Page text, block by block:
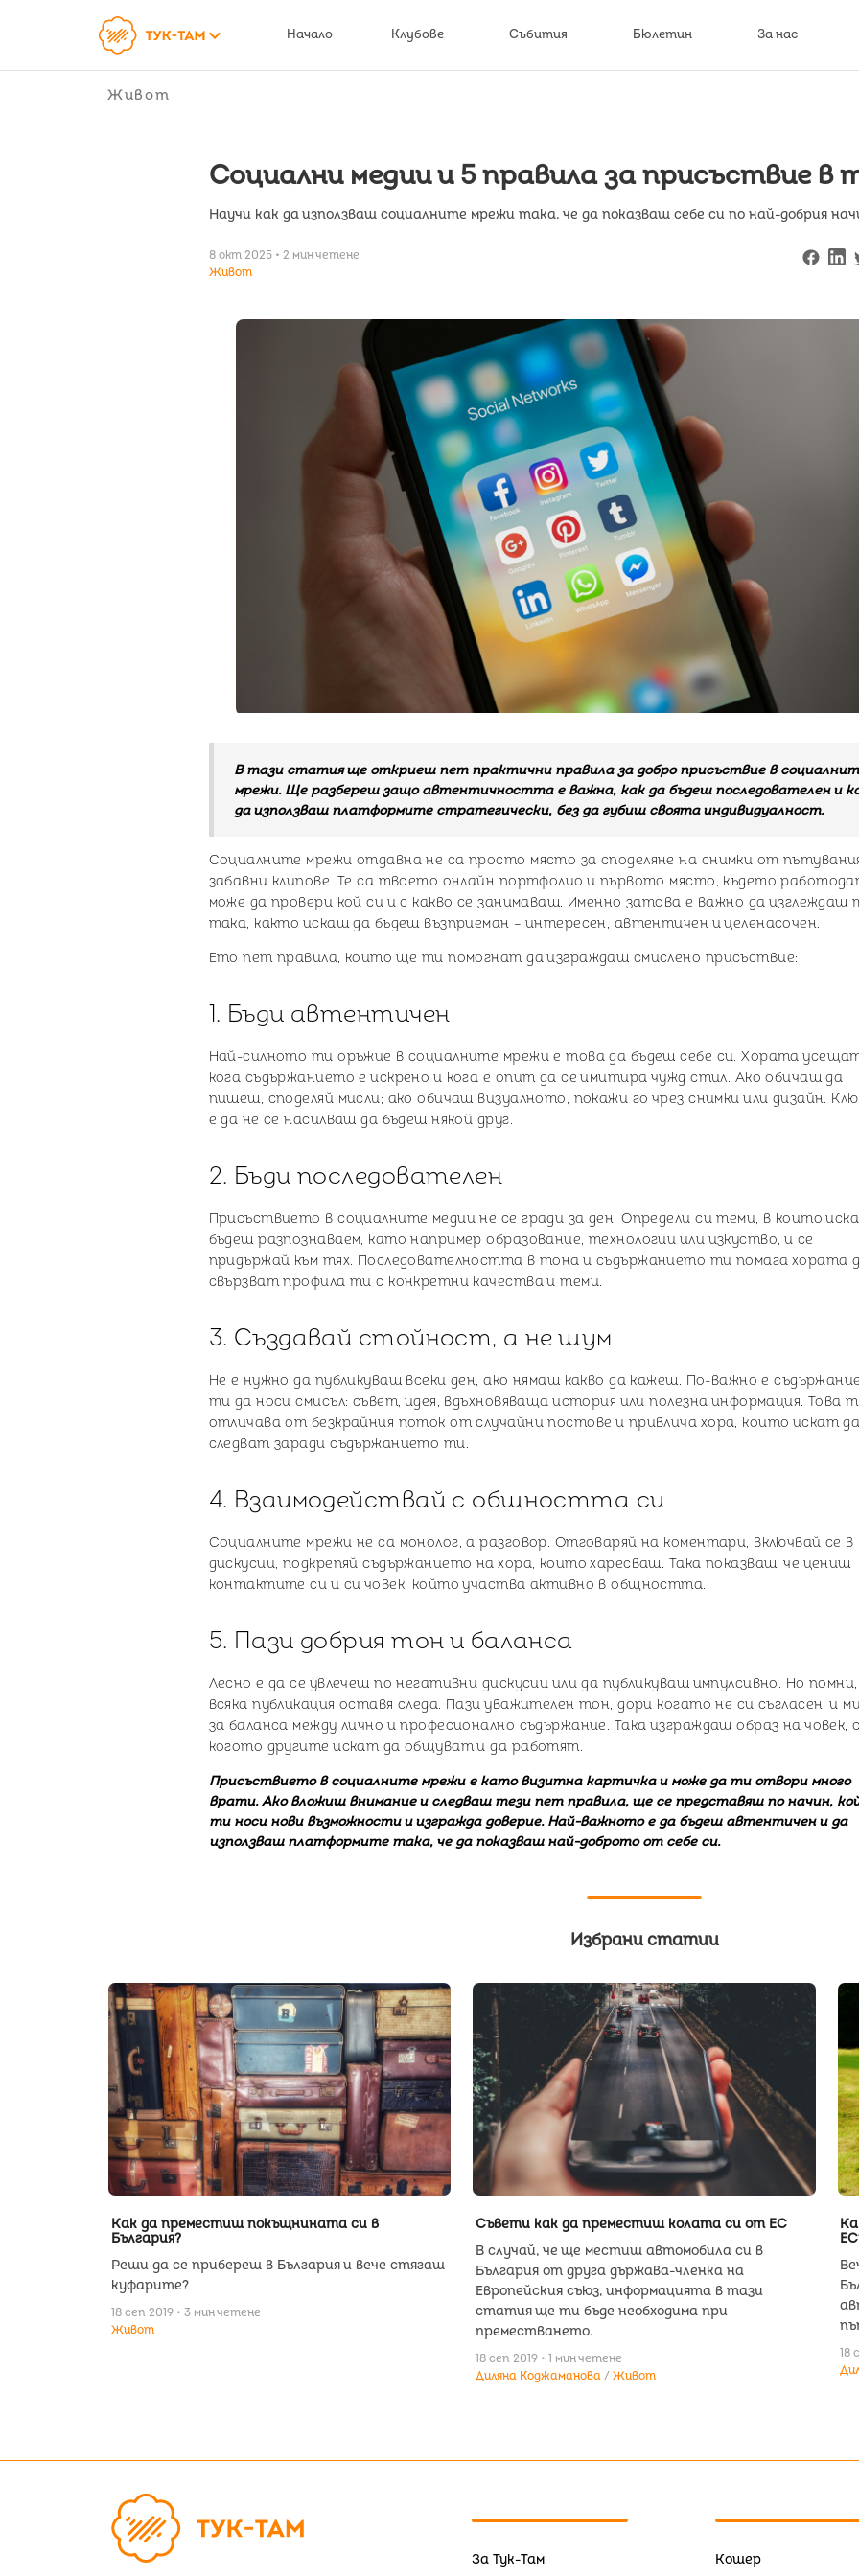
keyboard_arrow_down Начало Клубове Събития Бюлетин За нас
Живот
Социални медии и 5 правила за присъствие в
Научи как да използваш социалните мрежи така, че да показваш себе си по най-добрия
8 окт 2025 • 2 мин четене
Живот
В тази статия ще откриеш пет практични правила за добро присъствие в
мрежи. Ще разбереш защо автентичността е важна, как да бъдеш последователен и
да използваш платформите стратегически, без да губиш своята индивидуалност.
Социалните мрежи отдавна не са просто място за споделяне на снимки от
забавни клипове. Те са твоето онлайн портфолио и първото място, където
може да провери кой си и с какво се занимаваш. Именно затова е важно да изглеждаш
така, както искаш да бъдеш възприеман – интересен, автентичен и целенасочен.
Ето пет правила, които ще ти помогнат да изграждаш смислено присъствие:
1. Бъди автентичен
Най-силното ти оръжие в социалните мрежи е това да бъдеш себе си. Хората
кога съдържанието е искрено и кога е опит да се имитира чужд стил. Ако обичаш да
пишеш, споделяй мисли; ако обичаш визуалното, покажи го чрез снимки или дизайн.
е да не се насилваш да бъдеш някой друг.
2. Бъди последователен
Присъствието в социалните медии не се гради за ден. Определи си теми, в които
бъдеш разпознаваем, като например образование, технологии или изкуство, и се
придържай към тях. Последователността в тона и съдържанието ти помага хората
свързват профила ти с конкретни качества и теми.
3. Създавай стойност, а не шум
Не е нужно да публикуваш всеки ден, ако нямаш какво да кажеш. По-важно е
ти да носи смисъл: съвет, идея, вдъхновяваща история или полезна информация. Това
отличава от безкрайния поток от случайни постове и привлича хора, които искат
следват заради съдържанието ти.
4. Взаимодействай с общността си
Социалните мрежи не са монолог, а разговор. Отговаряй на коментари, включвай се в
дискусии, подкрепяй съдържанието на хора, които харесваш. Така показваш, че цениш
контактите си и си човек, който участва активно в общността.
5. Пази добрия тон и баланса
Лесно е да се увлечеш по негативни дискусии или да публикуваш импулсивно. Но помни,
всяка публикация оставя следа. Пази уважителен тон, дори когато не си съгласен, и
за баланса между лично и професионално съдържание. Така изграждаш образ на човек, с
когото другите искат да общуват и да работят.
Присъствието в социалните мрежи е като визитна картичка и може да ти отвори много
врати. Ако вложиш внимание и следваш тези пет правила, ще се представяш по начин,
ти носи нови възможности и изгражда доверие. Най-важното е да бъдеш автентичен и да
използваш платформите така, че да показваш най-доброто от себе си.
Избрани статии
Как да преместиш покъщнината си в
България?
Реши да се прибереш в България и вече стягаш
куфарите?
18 сеп 2019 • 3 мин четене
Живот
Съвети как да преместиш колата си от ЕС
В случай, че ще местиш автомобила си в
България от друга държава-членка на
Европейския съюз, информацията в тази
статия ще ти бъде необходима при
преместването.
18 сеп 2019 • 1 мин четене
Диляна Коджаманова
Живот
18
За Тук-Там Кошер